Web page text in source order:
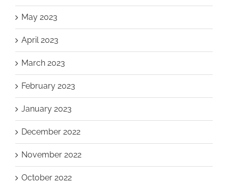
May 2023
April 2023
March 2023
February 2023
January 2023
December 2022
November 2022
October 2022